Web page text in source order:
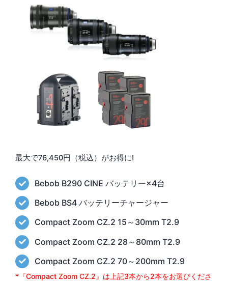
最大で76,450円（税込）がお得に!
Bebob B290 CINE バッテリー×4台
Bebob BS4 バッテリーチャージャー
Compact Zoom CZ.2 15～30mm T2.9
Compact Zoom CZ.2 28～80mm T2.9
Compact Zoom CZ.2 70～200mm T2.9
*『Compact Zoom CZ.2』は上記3本から2本をお選びくださ